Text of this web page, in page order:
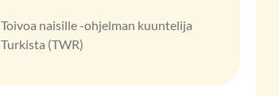
Toivoa naisille -ohjelman kuuntelija
Turkista (TWR)